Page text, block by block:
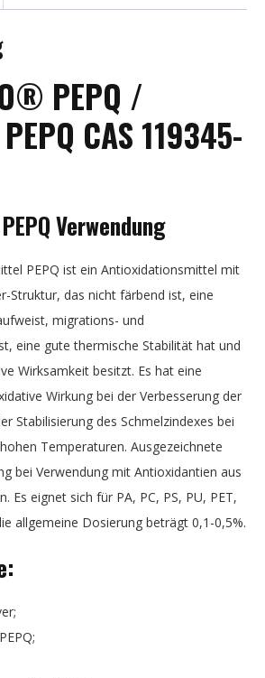
PEPQ /
CAS 119345-
Verwendung
PEPQ ist ein Antioxidationsmittel mit
Struktur, das nicht färbend ist, eine
migrations- und
eine gute thermische Stabilität hat und
Wirksamkeit besitzt. Es hat eine
Wirkung bei der Verbesserung der
Stabilisierung des Schmelzindexes bei
Temperaturen. Ausgezeichnete
bei Verwendung mit Antioxidantien aus
Es eignet sich für PA, PC, PS, PU, PET,
allgemeine Dosierung beträgt 0,1-0,5%.